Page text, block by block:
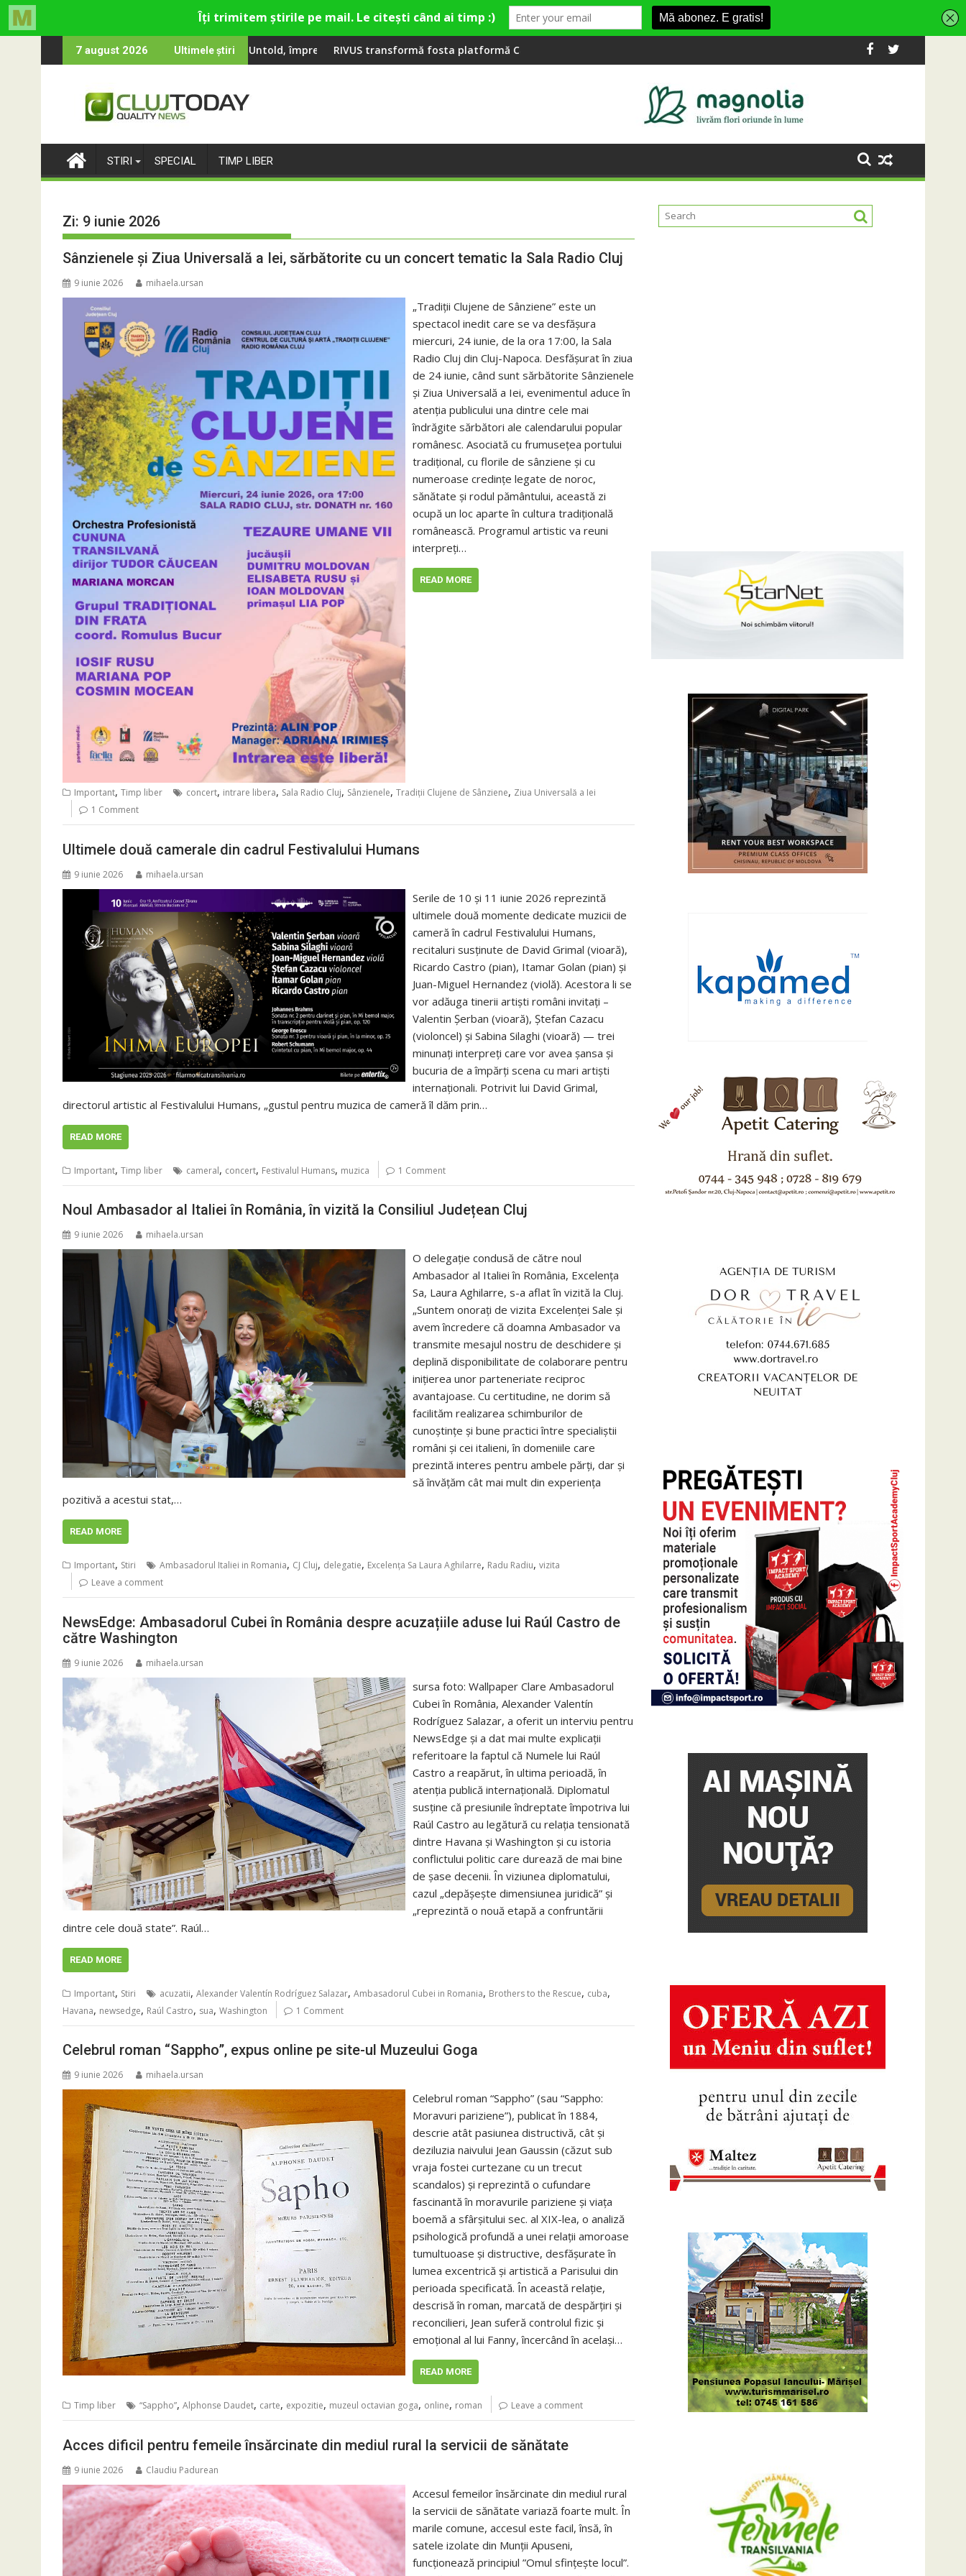
to
7 august 2026 Ultimele știri
Theo Rose și comercianți români parteneri, în premieră la Fashion Village
oameni au cântat, la Untold, împreună cu StingRIVUS transformă fosta platformă Carbochim într-un nou centru cultural și de divertisment din Cluj-Napoca
Când luna devine o întrebare SportinCluj: Cine este fotbalistul cu
STIRI SPECIAL TIMP LIBER
Zi: 9 iunie 2026
Sânzienele și Ziua Universală a Iei, sărbătorite cu un concert tematic la Sala Radio Cluj
9 iunie 2026 mihaela.ursan
„Tradiții Clujene de Sânziene” este un
spectacol inedit care se va desfășura
miercuri, 24 iunie, de la ora 17:00, la Sala
Radio Cluj din Cluj-Napoca. Desfășurat în ziua
de 24 iunie, când sunt sărbătorite Sânzienele
și Ziua Universală a Iei, evenimentul aduce în
atenția publicului una dintre cele mai
îndrăgite sărbători ale calendarului popular
românesc. Asociată cu frumusețea portului
tradițional, cu florile de sânziene și cu
numeroase credințe legate de noroc,
sănătate și rodul pământului, această zi
ocupă un loc aparte în cultura tradițională
românească. Programul artistic va reuni
interpreți…
READ MORE
Important, Timp liber concert, intrare libera, Sala Radio Cluj, Sânzienele, Tradiții Clujene de Sânziene, Ziua Universală a Iei
1 Comment
Ultimele două camerale din cadrul Festivalului Humans
9 iunie 2026 mihaela.ursan
Serile de 10 și 11 iunie 2026 reprezintă
ultimele două momente dedicate muzicii de
cameră în cadrul Festivalului Humans,
recitaluri susținute de David Grimal (vioară),
Ricardo Castro (pian), Itamar Golan (pian) și
Juan-Miguel Hernandez (violă). Acestora li se
vor adăuga tinerii artiști români invitați –
Valentin Şerban (vioară), Ștefan Cazacu
(violoncel) și Sabina Silaghi (vioară) — trei
minunați interpreți care vor avea șansa și
bucuria de a împărți scena cu mari artiști
internaționali. Potrivit lui David Grimal,
directorul artistic al Festivalului Humans, „gustul pentru muzica de cameră îl dăm prin…
READ MORE
Important, Timp liber cameral, concert, Festivalul Humans, muzica 1 Comment
Noul Ambasador al Italiei în România, în vizită la Consiliul Județean Cluj
9 iunie 2026 mihaela.ursan
O delegație condusă de către noul
Ambasador al Italiei în România, Excelența
Sa, Laura Aghilarre, s-a aflat în vizită la Cluj.
„Suntem onorați de vizita Excelenței Sale și
avem încredere că doamna Ambasador va
transmite mesajul nostru de deschidere și
deplină disponibilitate de colaborare pentru
inițierea unor parteneriate reciproc
avantajoase. Cu certitudine, ne dorim să
facilităm realizarea schimburilor de
cunoștințe și bune practici între specialiștii
români și cei italieni, în domeniile care
prezintă interes pentru ambele părți, dar și
să învățăm cât mai mult din experiența
pozitivă a acestui stat,…
READ MORE
Important, Stiri Ambasadorul Italiei in Romania, CJ Cluj, delegatie, Excelența Sa Laura Aghilarre, Radu Radiu, vizita
Leave a comment
NewsEdge: Ambasadorul Cubei în România despre acuzațiile aduse lui Raúl Castro de
către Washington
9 iunie 2026 mihaela.ursan
sursa foto: Wallpaper Clare Ambasadorul
Cubei în România, Alexander Valentín
Rodríguez Salazar, a oferit un interviu pentru
NewsEdge și a dat mai multe explicații
referitoare la faptul că Numele lui Raúl
Castro a reapărut, în ultima perioadă, în
atenția publică internațională. Diplomatul
susține că presiunile îndreptate împotriva lui
Raúl Castro au legătură cu relația tensionată
dintre Havana și Washington și cu istoria
conflictului politic care durează de mai bine
de șase decenii. În viziunea diplomatului,
cazul „depășește dimensiunea juridică” și
„reprezintă o nouă etapă a confruntării
dintre cele două state”. Raúl…
READ MORE
Important, Stiri acuzatii, Alexander Valentín Rodríguez Salazar, Ambasadorul Cubei in Romania, Brothers to the Rescue, cuba,
Havana, newsedge, Raúl Castro, sua, Washington 1 Comment
Celebrul roman “Sappho”, expus online pe site-ul Muzeului Goga
9 iunie 2026 mihaela.ursan
Celebrul roman “Sappho” (sau “Sappho:
Moravuri pariziene”), publicat în 1884,
descrie atât pasiunea distructivă, cât și
deziluzia naivului Jean Gaussin (căzut sub
vraja fostei curtezane cu un trecut
scandalos) și reprezintă o cufundare
fascinantă în moravurile pariziene și viața
boemă a sfârșitului sec. al XIX-lea, o analiză
psihologică profundă a unei relații amoroase
tumultuoase și distructive, desfășurate în
lumea excentrică și artistică a Parisului din
perioada specificată. În această relație,
descrisă în roman, marcată de despărțiri și
reconcilieri, Jean suferă controlul fizic și
emoțional al lui Fanny, încercând în același…
READ MORE
Timp liber “Sappho”, Alphonse Daudet, carte, expozitie, muzeul octavian goga, online, roman Leave a comment
Acces dificil pentru femeile însărcinate din mediul rural la servicii de sănătate
9 iunie 2026 Claudiu Padurean
Accesul femeilor însărcinate din mediul rural
la servicii de sănătate variază foarte mult. În
marile comune, accesul este facil, însă, în
satele izolate din Munții Apuseni,
funcționează principiul ”Omul sfințește locul”.